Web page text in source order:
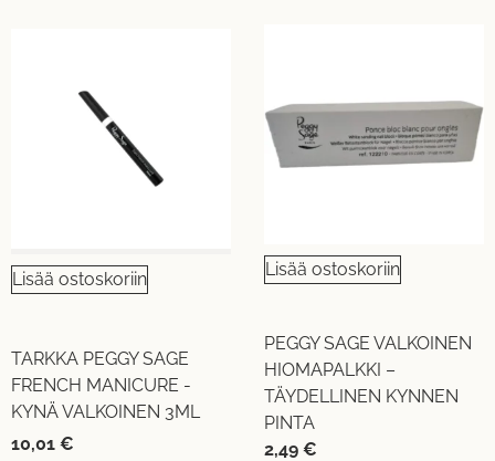
Lisää ostoskoriin
TARKKA PEGGY SAGE
FRENCH MANICURE -
KYNÄ VALKOINEN 3ML
10,01 €
Lisää ostoskoriin
PEGGY SAGE VALKOINEN
HIOMAPALKKI –
TÄYDELLINEN KYNNEN
PINTA
2,49 €